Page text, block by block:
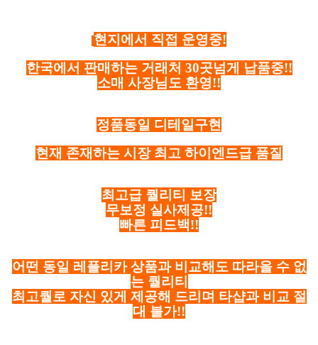
현지에서 직접 운영중!
한국에서 판매하는 거래처 30곳넘게 납품중!!
소매 사장님도 환영!!
정품동일 디테일구현
현재 존재하는 시장 최고 하이엔드급 품질
최고급 퀄리티 보장
무보정 실사제공!!
빠른 피드백!!
어떤 동일 레플리카 상품과 비교해도 따라올 수 없
는 퀄리티
최고퀄로 자신 있게 제공해 드리며 타샵과 비교 절
대 불가!!